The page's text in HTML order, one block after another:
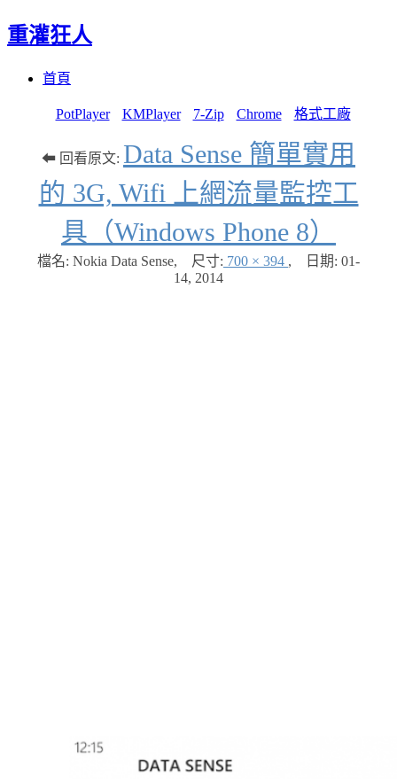
重灌狂人
首頁
PotPlayer KMPlayer 7-Zip Chrome 格式工廠
⬅ 回看原文: Data Sense 簡單實用
的 3G, Wifi 上網流量監控工
具（Windows Phone 8）
檔名: Nokia Data Sense, 尺寸: 700 × 394 , 日期: 01-
14, 2014